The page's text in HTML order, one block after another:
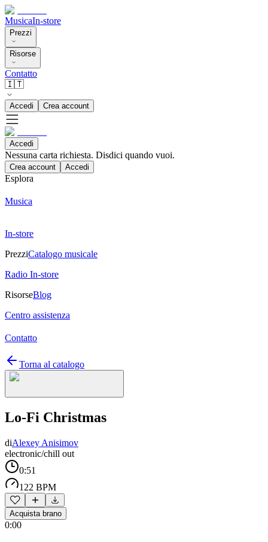
MusicaIn-store
Prezzi
Risorse
Contatto
🇮🇹
Accedi Crea account
Accedi
Nessuna carta richiesta. Disdici quando vuoi.
Crea account Accedi
Esplora
Musica
In-store
PrezziCatalogo musicale
Radio In-store
RisorseBlog
Centro assistenza
Contatto
Torna al catalogo
Lo-Fi Christmas
diAlexey Anisimov
electronic/chill out
0:51
122 BPM
Acquista brano
0:00